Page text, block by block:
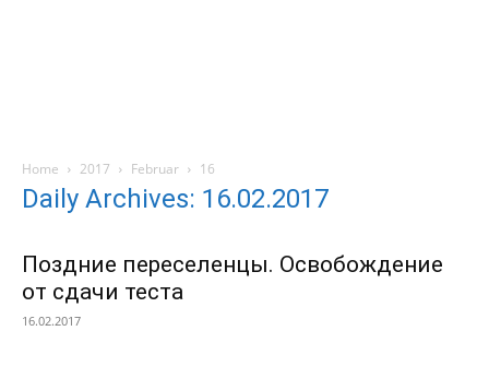
Home 2017 Februar 16
Daily Archives: 16.02.2017
Поздние переселенцы. Освобождение
от сдачи теста
16.02.2017